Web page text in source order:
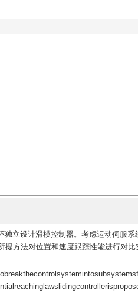
设计滑模控制器。考虑运动伺
方法对位置和速度跟踪性能进行对